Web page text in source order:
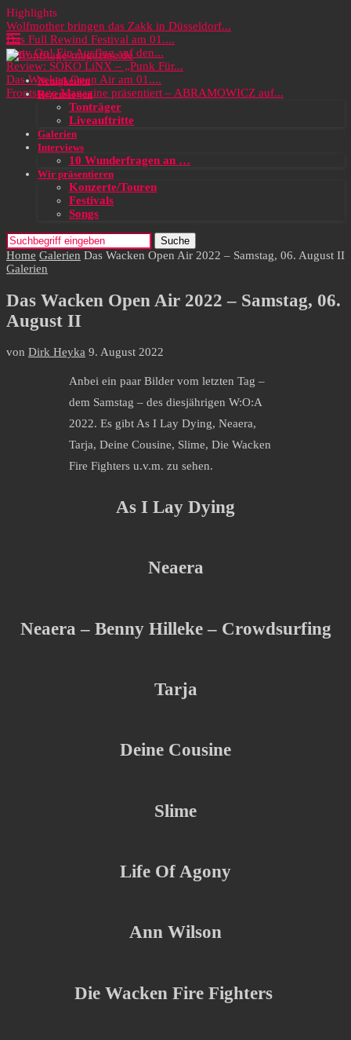
Highlights
Wolfmother bringen das Zakk in Düsseldorf...
Das Full Rewind Festival am 01....
Party On! Ein Ausflug auf den...
Review: SOKO LiNX – „Punk Für...
Das Wacken Open Air am 01....
Frontstage Magazine präsentiert – ABRAMOWICZ auf...
Neuigkeiten
Rezensionen
Tonträger
Liveauftritte
Galerien
Interviews
10 Wunderfragen an …
Wir präsentieren
Konzerte/Touren
Festivals
Songs
Suche
Home Galerien Das Wacken Open Air 2022 – Samstag, 06. August II
Galerien
Das Wacken Open Air 2022 – Samstag, 06.
August II
von Dirk Heyka 9. August 2022
Anbei ein paar Bilder vom letzten Tag –
dem Samstag – des diesjährigen W:O:A
2022. Es gibt As I Lay Dying, Neaera,
Tarja, Deine Cousine, Slime, Die Wacken
Fire Fighters u.v.m. zu sehen.
As I Lay Dying
Neaera
Neaera – Benny Hilleke – Crowdsurfing
Tarja
Deine Cousine
Slime
Life Of Agony
Ann Wilson
Die Wacken Fire Fighters